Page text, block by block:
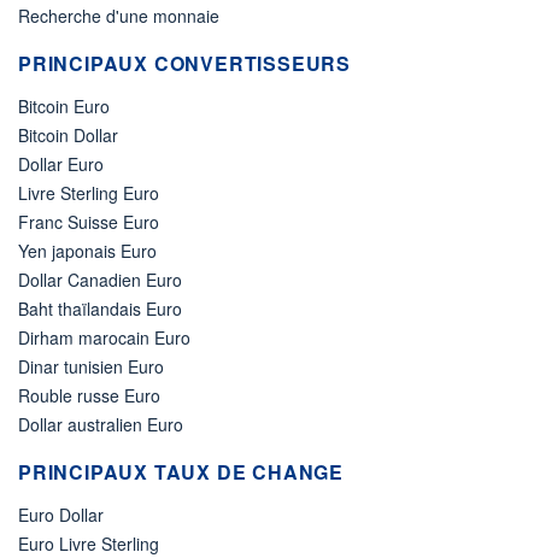
Recherche d'une monnaie
PRINCIPAUX CONVERTISSEURS
Bitcoin Euro
Bitcoin Dollar
Dollar Euro
Livre Sterling Euro
Franc Suisse Euro
Yen japonais Euro
Dollar Canadien Euro
Baht thaïlandais Euro
Dirham marocain Euro
Dinar tunisien Euro
Rouble russe Euro
Dollar australien Euro
PRINCIPAUX TAUX DE CHANGE
Euro Dollar
Euro Livre Sterling